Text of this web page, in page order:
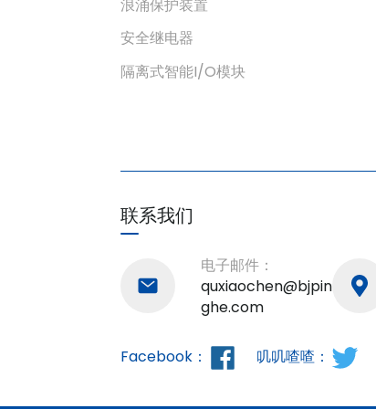
浪涌保护装置
安全继电器
隔离式智能I/O模块
联系我们
电子邮件：
quxiaochen@bjpin
ghe.com
Facebook： 叽叽喳喳：